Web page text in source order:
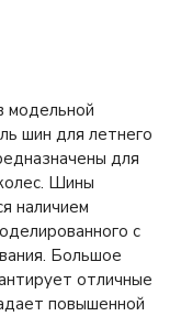
модельной
шин для летнего
для
Шины
наличием
с
Большое
отличные
повышенной